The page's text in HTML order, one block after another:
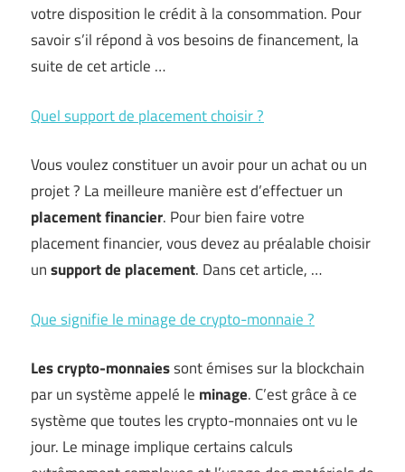
votre disposition le crédit à la consommation. Pour
savoir s’il répond à vos besoins de financement, la
suite de cet article …
Quel support de placement choisir ?
Vous voulez constituer un avoir pour un achat ou un
projet ? La meilleure manière est d’effectuer un
placement financier. Pour bien faire votre
placement financier, vous devez au préalable choisir
unsupport de placement. Dans cet article, …
Que signifie le minage de crypto-monnaie ?
Les crypto-monnaiessont émises sur la blockchain
par un système appelé le minage. C’est grâce à ce
système que toutes les crypto-monnaies ont vu le
jour. Le minage implique certains calculs